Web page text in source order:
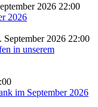
2026 22:00
2026
September 2026 22:00
in unserem
im September 2026